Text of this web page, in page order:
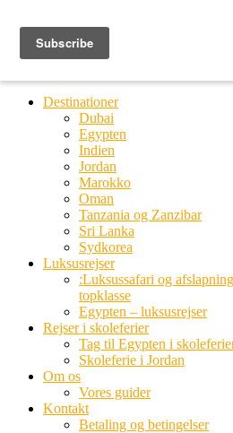
Ring til os
20 66 03 08
Destinationer
Dubai
Egypten
Indien
Jordan
Marokko
Oman
Tanzania og Zanzibar
Sri Lanka
Sydkorea
Luksusrejser
:Luksussafari og
topklasse
Egypten – luksusrejser
Rejser i skoleferier
Tag til Egypten i
Skoleferie i Jordan
Om os
Vores guider
Kontakt
Betaling og betingelser